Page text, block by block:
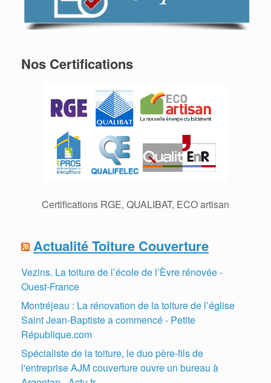
Nos Certifications
Certifications RGE, QUALIBAT, ECO artisan
Actualité Toiture Couverture
Vezins. La toiture de l’école de l’Èvre rénovée -
Ouest-France
Montréjeau : La rénovation de la toiture de l’église
Saint Jean-Baptiste a commencé - Petite
République.com
Spécialiste de la toiture, le duo père-fils de
l'entreprise AJM couverture ouvre un bureau à